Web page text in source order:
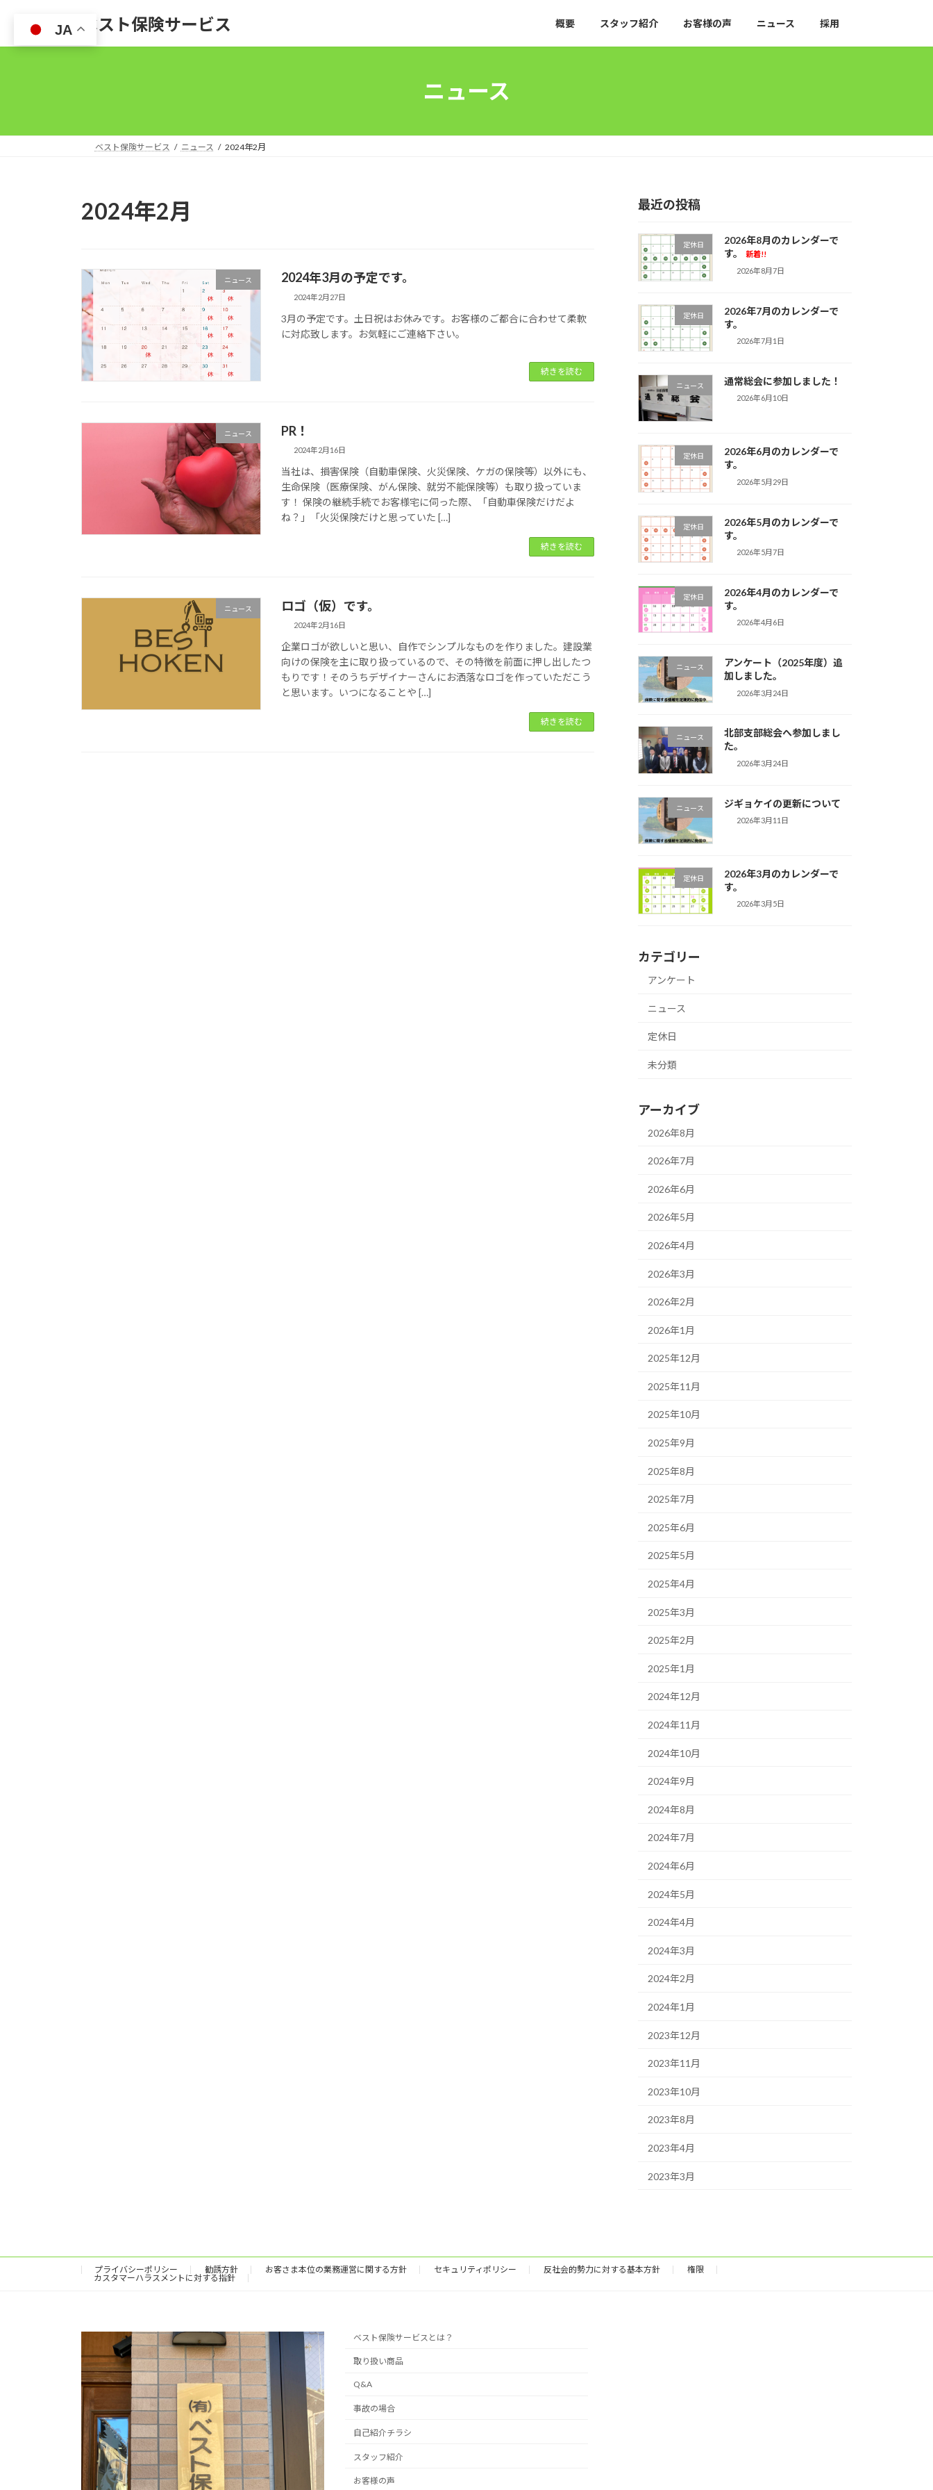
ベスト保険サービス 概要 スタッフ紹介 お客様の声 ニュース 採用
ニュース
ベスト保険サービス ニュース 2024年2月
2024年2月
ニュース 2024年3月の予定です。
2024年2月27日
3月の予定です。土日祝はお休みです。お客様のご都合に合わせて柔軟
に対応致します。お気軽にご連絡下さい。
続きを読む
ニュース PR！
2024年2月16日
当社は、損害保険（自動車保険、火災保険、ケガの保険等）以外にも、
生命保険（医療保険、がん保険、就労不能保険等）も取り扱っていま
す！ 保険の継続手続でお客様宅に伺った際、「自動車保険だけだよ
ね？」「火災保険だけと思っていた […]
続きを読む
ニュース ロゴ（仮）です。
2024年2月16日
企業ロゴが欲しいと思い、自作でシンプルなものを作りました。建設業
向けの保険を主に取り扱っているので、その特徴を前面に押し出したつ
もりです！そのうちデザイナーさんにお洒落なロゴを作っていただこう
と思います。いつになることや […]
続きを読む
最近の投稿
定休日
2026年8月のカレンダーで
す。
新着!!
2026年8月7日
定休日
2026年7月のカレンダーで
す。
2026年7月1日
ニュース 通常総会に参加しました！
2026年6月10日
定休日
2026年6月のカレンダーで
す。
2026年5月29日
定休日
2026年5月のカレンダーで
す。
2026年5月7日
定休日
2026年4月のカレンダーで
す。
2026年4月6日
ニュース
アンケート（2025年度）追
加しました。
2026年3月24日
ニュース
北部支部総会へ参加しまし
た。
2026年3月24日
ニュース ジギョケイの更新について
2026年3月11日
定休日
2026年3月のカレンダーで
す。
2026年3月5日
カテゴリー
アンケート
ニュース
定休日
未分類
アーカイブ
2026年8月
2026年7月
2026年6月
2026年5月
2026年4月
2026年3月
2026年2月
2026年1月
2025年12月
2025年11月
2025年10月
2025年9月
2025年8月
2025年7月
2025年6月
2025年5月
2025年4月
2025年3月
2025年2月
2025年1月
2024年12月
2024年11月
2024年10月
2024年9月
2024年8月
2024年7月
2024年6月
2024年5月
2024年4月
2024年3月
2024年2月
2024年1月
2023年12月
2023年11月
2023年10月
2023年8月
2023年4月
2023年3月
プライバシーポリシー 勧誘方針 お客さま本位の業務運営に関する方針 セキュリティポリシー 反社会的勢力に対する基本方針
権限
カスタマーハラスメントに対する指針
ベスト保険サービスとは？
取り扱い商品
Q&A
事故の場合
自己紹介チラシ
スタッフ紹介
お客様の声
JA